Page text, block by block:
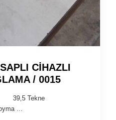
CİHAZLI
/ 0015
Tekne
…